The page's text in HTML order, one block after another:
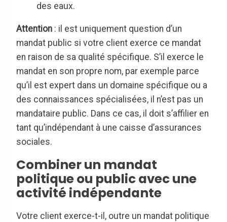
des eaux.
Attention : il est uniquement question d’un
mandat public si votre client exerce ce mandat
en raison de sa qualité spécifique. S’il exerce le
mandat en son propre nom, par exemple parce
qu’il est expert dans un domaine spécifique ou a
des connaissances spécialisées, il n’est pas un
mandataire public. Dans ce cas, il doit s’affilier en
tant qu’indépendant à une caisse d’assurances
sociales.
Combiner un mandat
politique ou public avec une
activité indépendante
Votre client exerce-t-il, outre un mandat politique